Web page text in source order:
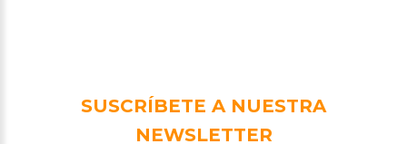
SUSCRÍBETE A NUESTRA
NEWSLETTER